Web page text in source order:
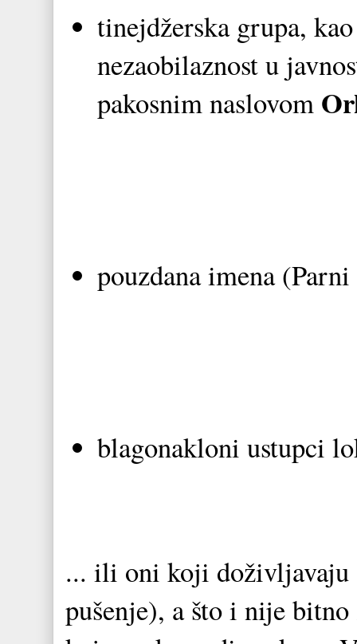
tinejdžerska grupa,
nezaobilaznost u
pakosnim naslovom
pouzdana imena
blagonakloni ustupci
... ili oni koji doživljavaju
pušenje), a što i nije